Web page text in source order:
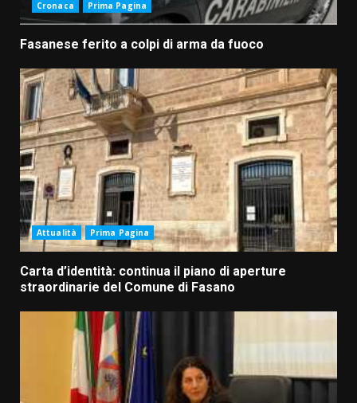
Cronaca Prima Pagina
Fasanese ferito a colpi di arma da fuoco
Attualità Prima Pagina
Carta d’identità: continua il piano di aperture
straordinarie del Comune di Fasano